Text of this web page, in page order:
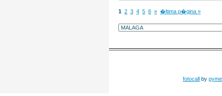
1 2 3 4 5 6 » �ltima p�gina »
fotocall by